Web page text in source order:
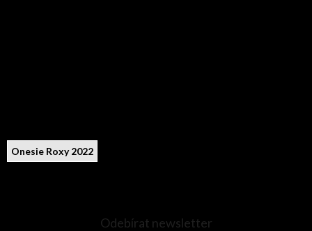
Onesie Roxy 2022
Odebírat newsletter